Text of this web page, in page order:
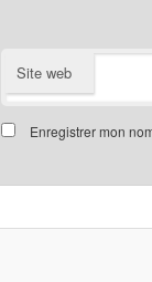
Site web
Enregistrer mon